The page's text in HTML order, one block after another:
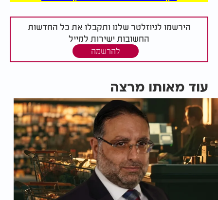
הירשמו לניוזלטר שלנו ותקבלו את כל החדשות
החשובות ישירות למייל
להרשמה
עוד מאותו מרצה